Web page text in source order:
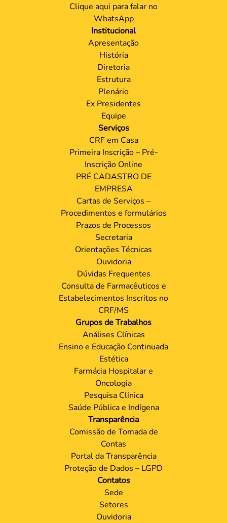
Clique aqui para falar no
WhatsApp
Institucional
Apresentação
História
Diretoria
Estrutura
Plenário
Ex Presidentes
Equipe
Serviços
CRF em Casa
Primeira Inscrição – Pré-
Inscrição Online
PRÉ CADASTRO DE
EMPRESA
Cartas de Serviços –
Procedimentos e formulários
Prazos de Processos
Secretaria
Orientações Técnicas
Ouvidoria
Dúvidas Frequentes
Consulta de Farmacêuticos e
Estabelecimentos Inscritos no
CRF/MS
Grupos de Trabalhos
Análises Clínicas
Ensino e Educação Continuada
Estética
Farmácia Hospitalar e
Oncologia
Pesquisa Clínica
Saúde Pública e Indígena
Transparência
Comissão de Tomada de
Contas
Portal da Transparência
Proteção de Dados – LGPD
Contatos
Sede
Setores
Ouvidoria